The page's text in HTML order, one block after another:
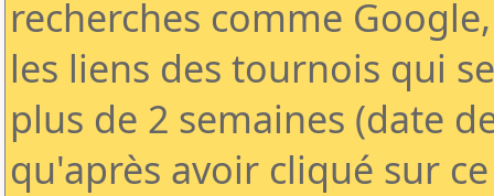
recherches comme
les liens des tournois qui
plus de 2 semaines (date
qu'après avoir cliqué sur